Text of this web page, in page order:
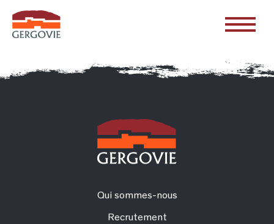
Qui sommes-nous
Recrutement